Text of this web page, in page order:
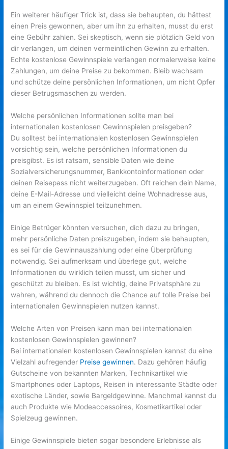
Ein weiterer häufiger Trick ist, dass sie behaupten, du hättest
einen Preis gewonnen, aber um ihn zu erhalten, musst du erst
eine Gebühr zahlen. Sei skeptisch, wenn sie plötzlich Geld von
dir verlangen, um deinen vermeintlichen Gewinn zu erhalten.
Echte kostenlose Gewinnspiele verlangen normalerweise keine
Zahlungen, um deine Preise zu bekommen. Bleib wachsam
und schütze deine persönlichen Informationen, um nicht Opfer
dieser Betrugsmaschen zu werden.
Welche persönlichen Informationen sollte man bei
internationalen kostenlosen Gewinnspielen preisgeben?
Du solltest bei internationalen kostenlosen Gewinnspielen
vorsichtig sein, welche persönlichen Informationen du
preisgibst. Es ist ratsam, sensible Daten wie deine
Sozialversicherungsnummer, Bankkontoinformationen oder
deinen Reisepass nicht weiterzugeben. Oft reichen dein Name,
deine E-Mail-Adresse und vielleicht deine Wohnadresse aus,
um an einem Gewinnspiel teilzunehmen.
Einige Betrüger könnten versuchen, dich dazu zu bringen,
mehr persönliche Daten preiszugeben, indem sie behaupten,
es sei für die Gewinnauszahlung oder eine Überprüfung
notwendig. Sei aufmerksam und überlege gut, welche
Informationen du wirklich teilen musst, um sicher und
geschützt zu bleiben. Es ist wichtig, deine Privatsphäre zu
wahren, während du dennoch die Chance auf tolle Preise bei
internationalen Gewinnspielen nutzen kannst.
Welche Arten von Preisen kann man bei internationalen
kostenlosen Gewinnspielen gewinnen?
Bei internationalen kostenlosen Gewinnspielen kannst du eine
Vielzahl aufregender Preise gewinnen. Dazu gehören häufig
Gutscheine von bekannten Marken, Technikartikel wie
Smartphones oder Laptops, Reisen in interessante Städte oder
exotische Länder, sowie Bargeldgewinne. Manchmal kannst du
auch Produkte wie Modeaccessoires, Kosmetikartikel oder
Spielzeug gewinnen.
Einige Gewinnspiele bieten sogar besondere Erlebnisse als